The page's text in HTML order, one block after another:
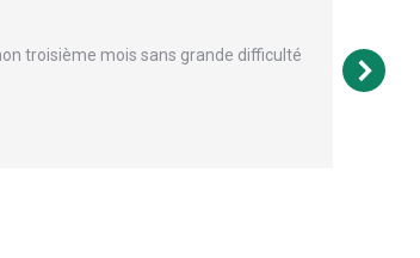
troisième mois sans grande difficulté